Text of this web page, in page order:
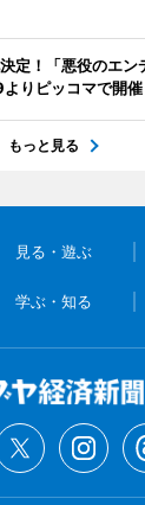
定！「悪役のエン
りピッコマで開催
もっと見る
見る・遊ぶ
学ぶ・知る